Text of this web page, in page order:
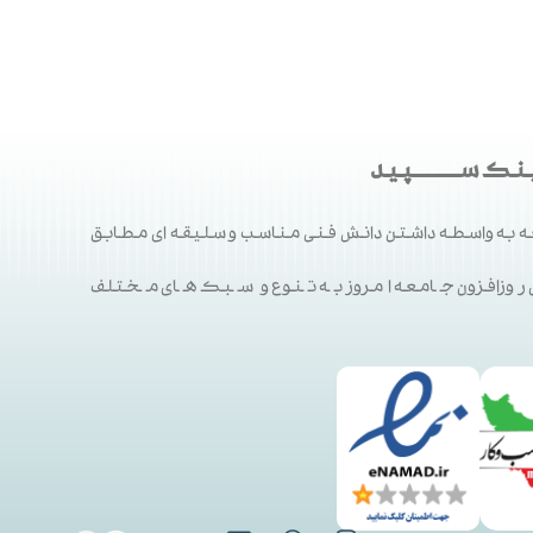
ســـــــــپید
به واسطه داشتن دانش فنی مناسب و سلیقه ای مطابق
روزافزون جامعه امروز به تنوع و سبک های مختلف